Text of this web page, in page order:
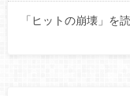
「ヒットの崩壊」を